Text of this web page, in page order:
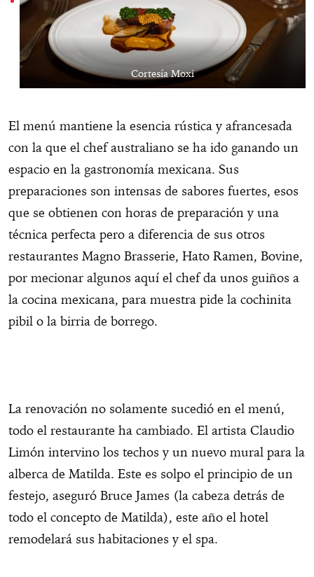
Cortesía Moxi
El menú mantiene la esencia rústica y afrancesada
con la que el chef australiano se ha ido ganando un
espacio en la gastronomía mexicana. Sus
preparaciones son intensas de sabores fuertes, esos
que se obtienen con horas de preparación y una
técnica perfecta pero a diferencia de sus otros
restaurantes Magno Brasserie, Hato Ramen, Bovine,
por mecionar algunos aquí el chef da unos guiños a
la cocina mexicana, para muestra pide la cochinita
pibil o la birria de borrego.
La renovación no solamente sucedió en el menú,
todo el restaurante ha cambiado. El artista Claudio
Limón intervino los techos y un nuevo mural para la
alberca de Matilda. Este es solpo el principio de un
festejo, aseguró Bruce James (la cabeza detrás de
todo el concepto de Matilda), este año el hotel
remodelará sus habitaciones y el spa.